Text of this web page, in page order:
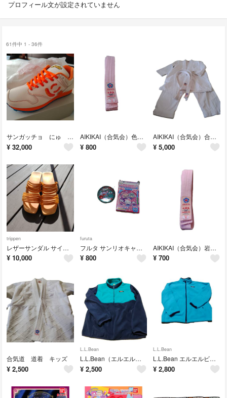
プロフィール文が設定されていません
61件中 1 - 36件
サンガッチョ にゅ CHEETOSコラボ
¥ 32,000
AIKIKAI（合気会）色帯 ピンク 1号合気会（AIKIKAI）のピンク帯
¥ 800
AIKIKAI（合気会）合気道着 1号（適応身長135-145cm程度）
¥ 5,000
trippen
レザーサンダル サイズ39（約24.5～25cm）
¥ 10,000
furuta
フルタ サンリオキャラクターズキラキラBIG缶バッジ2個
¥ 800
AIKIKAI（合気会）岩田商会の合気道帯
¥ 700
合気道 道着 キッズ
¥ 2,500
L.L.Bean
L.L.Bean（エルエルビーン）のキッズ用ハーフジップフリース
¥ 2,500
L.L.Bean
L.L.Bean エルエルビーン キッズ フリースジャケット L14-16 ターコイズ
¥ 2,800